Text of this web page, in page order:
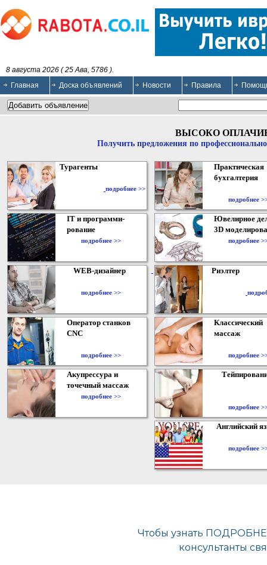
8 августа 2026 ( 25 Ава, 5786 ).
Главная
Доска объявлений Новости Правила
ВЫСОКО
Получить предложения по
Турагенты
подробнее >>
Практическая
бухгалтерия
подробнее
IT и программи-
рование
подробнее >>
Ювелирное
3D
подробнее
WEB-дизайнер
подробнее >>
Риэлтер
Оператор станков
CNC
подробнее >>
Классический
массаж
подробнее
Акупрессура и
точечный массаж
подробнее >>
подробнее
Английский
подробнее